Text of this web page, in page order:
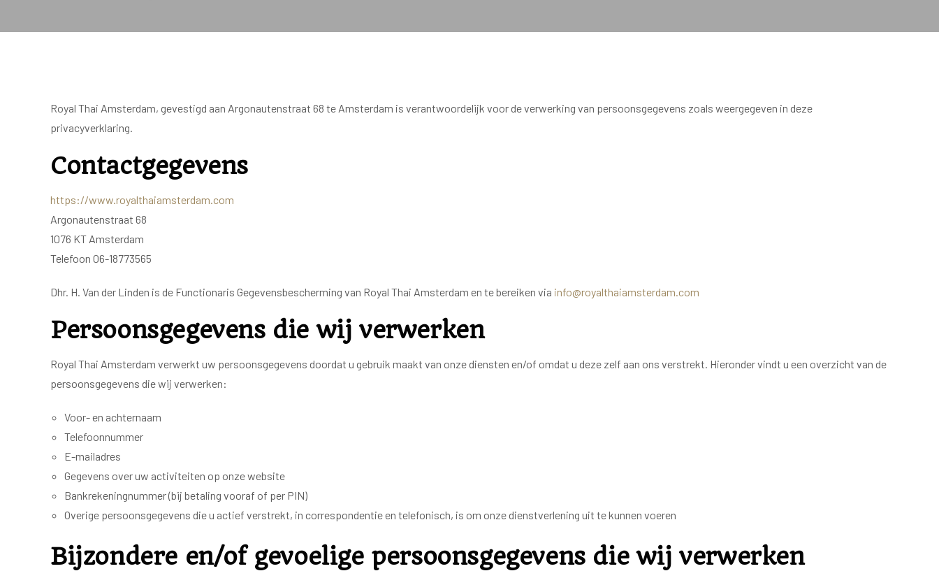
Royal Thai Amsterdam, gevestigd aan Argonautenstraat 68 te Amsterdam is verantwoordelijk voor de verwerking van persoonsgegevens zoals weergegeven in deze
privacyverklaring.
Contactgegevens
https://www.royalthaiamsterdam.com
Argonautenstraat 68
1076 KT Amsterdam
Telefoon 06-18773565
Dhr. H. Van der Linden is de Functionaris Gegevensbescherming van Royal Thai Amsterdam en te bereiken via info@royalthaiamsterdam.com
Persoonsgegevens die wij verwerken
Royal Thai Amsterdam verwerkt uw persoonsgegevens doordat u gebruik maakt van onze diensten en/of omdat u deze zelf aan ons verstrekt. Hieronder vindt u een overzicht van de
persoonsgegevens die wij verwerken:
Voor- en achternaam
Telefoonnummer
E-mailadres
Gegevens over uw activiteiten op onze website
Bankrekeningnummer (bij betaling vooraf of per PIN)
Overige persoonsgegevens die u actief verstrekt, in correspondentie en telefonisch, is om onze dienstverlening uit te kunnen voeren
Bijzondere en/of gevoelige persoonsgegevens die wij verwerken